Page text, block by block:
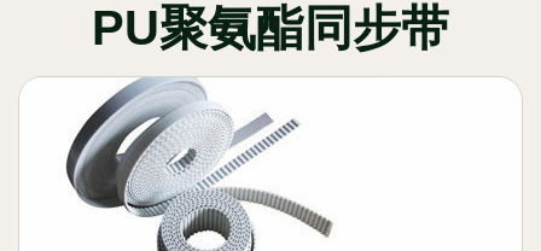
PU聚氨酯同步带